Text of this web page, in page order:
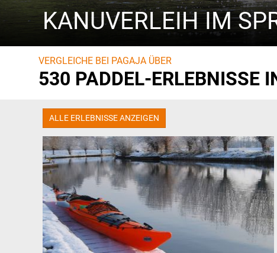
KANUVERLEIH IM
VERGLEICHE BEI PAGAJA ÜBER
530 PADDEL-ERLEBNISSE
ALLE ERLEBNISSE ANZEIGEN